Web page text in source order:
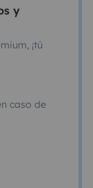
y
¡tú
caso de